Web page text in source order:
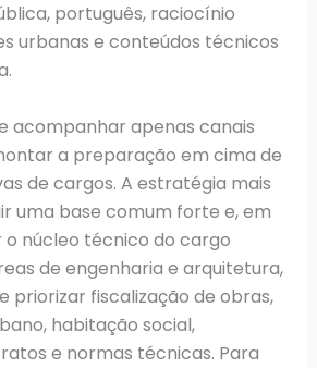
português, raciocínio
urbanas e conteúdos técnicos
acompanhar apenas canais
a preparação em cima de
de cargos. A estratégia mais
uma base comum forte e, em
o núcleo técnico do cargo
de engenharia e arquitetura,
priorizar fiscalização de obras,
habitação social,
e normas técnicas. Para